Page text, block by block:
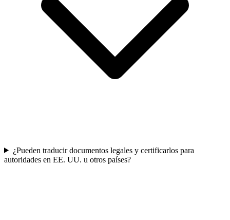
¿Pueden traducir documentos legales y certificarlos para
autoridades en EE. UU. u otros países?